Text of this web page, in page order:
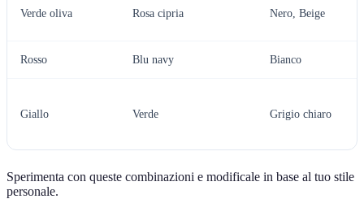
Verde oliva Rosa cipria Nero, Beige
Rosso Blu navy Bianco
Giallo Verde Grigio chiaro
Sperimenta con queste combinazioni e modificale in base al tuo stile
personale.